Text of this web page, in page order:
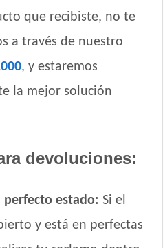
Retriever Puppy
Terrier Puppy
Canine Puppy
Mediana y Grande
Grande
Mediana
que recibiste, no te
a través de nuestro
, y estaremos
la mejor solución
devoluciones:
perfecto estado: Si el
y está en perfectas